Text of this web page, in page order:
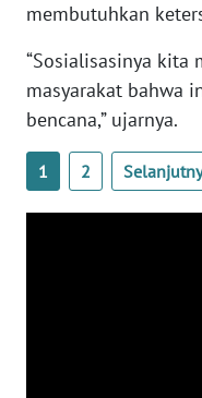
membutuhkan
“Sosialisasinya kita
masyarakat bahwa
bencana,” ujarnya.
1 2
SUMBAR
WN
SUMSEL
WN